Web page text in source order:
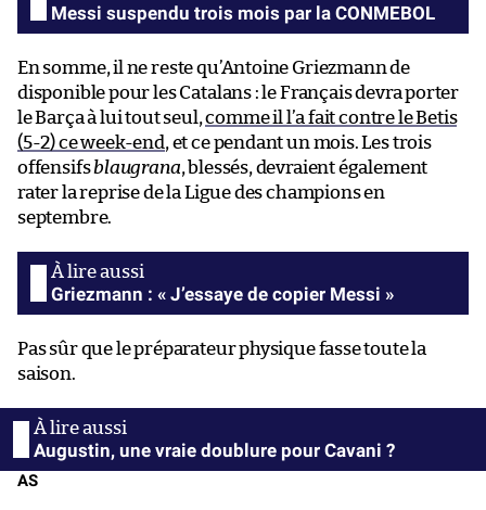
Messi suspendu trois mois par la CONMEBOL
En somme, il ne reste qu’Antoine Griezmann de
disponible pour les Catalans : le Français devra porter
le Barça à lui tout seul,comme il l’a fait contre le Betis
(5-2) ce week-end , et ce pendant un mois. Les trois
offensifsblaugrana, blessés, devraient également
rater la reprise de la Ligue des champions en
septembre.
Griezmann : « J’essaye de copier Messi »
Pas sûr que le préparateur physique fasse toute la
saison.
Augustin, une vraie doublure pour Cavani ?
AS